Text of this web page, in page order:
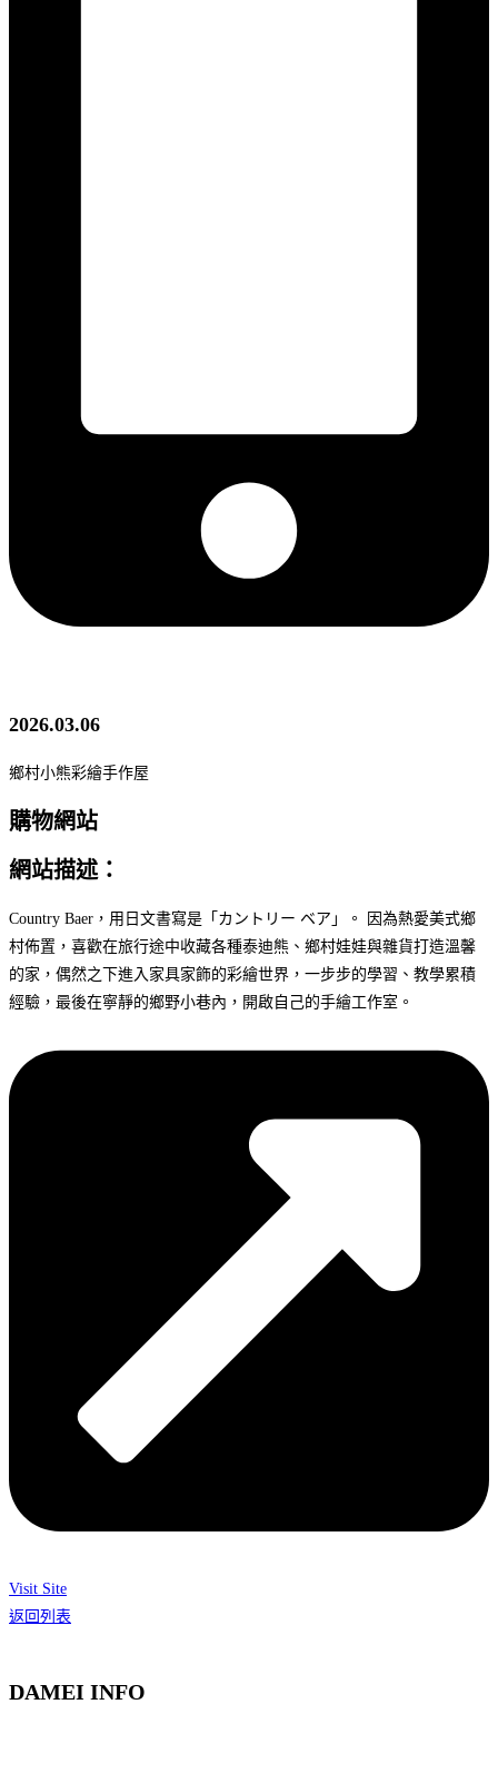
2026.03.06
鄉村小熊彩繪手作屋
購物網站
網站描述：
Country Baer，用日文書寫是「カントリー ベア」。 因為熱愛美式鄉
村佈置，喜歡在旅行途中收藏各種泰迪熊、鄉村娃娃與雜貨打造溫馨
的家，偶然之下進入家具家飾的彩繪世界，一步步的學習、教學累積
經驗，最後在寧靜的鄉野小巷內，開啟自己的手繪工作室。
Visit Site
返回列表
DAMEI INFO